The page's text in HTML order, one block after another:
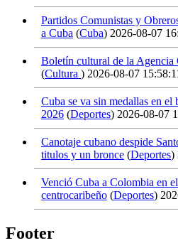
Partidos Comunistas y
a Cuba (Cuba) 2026-08-07
Boletín cultural de la Agencia
(Cultura ) 2026-08-07
Cuba se va sin medallas en
2026 (Deportes) 2026-08-07
Canotaje cubano despide
titulos y un bronce (Deportes)
Venció Cuba a Colombia en
centrocaribeño (Deportes)
Footer